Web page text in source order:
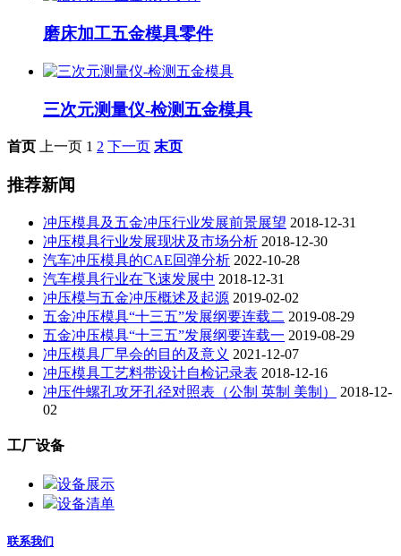
磨床加工五金模具零件
三次元测量仪-检测五金模具
首页 上一页 1 2 下一页 末页
推荐新闻
冲压模具及五金冲压行业发展前景展望 2018-12-31
冲压模具行业发展现状及市场分析 2018-12-30
汽车冲压模具的CAE回弹分析 2022-10-28
汽车模具行业在飞速发展中 2018-12-31
冲压模与五金冲压概述及起源 2019-02-02
五金冲压模具“十三五”发展纲要连载二 2019-08-29
五金冲压模具“十三五”发展纲要连载一 2019-08-29
冲压模具厂早会的目的及意义 2021-12-07
冲压模具工艺料带设计自检记录表 2018-12-16
冲压件螺孔攻牙孔径对照表（公制 英制 美制）
2018-12-
02
工厂设备
设备展示
设备清单
联系我们